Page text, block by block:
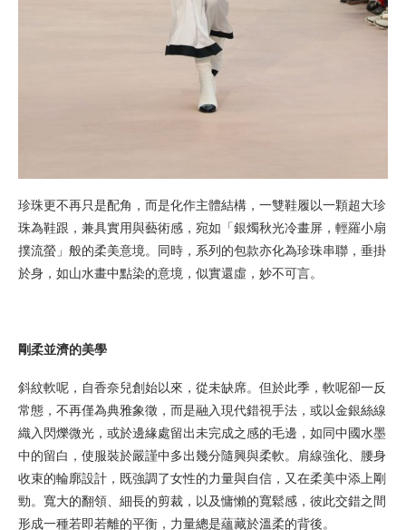
珍珠更不再只是配角，而是化作主體結構，一雙鞋履以一顆超大珍
珠為鞋跟，兼具實用與藝術感，宛如「銀燭秋光冷畫屏，輕羅小扇
撲流螢」般的柔美意境。同時，系列的包款亦化為珍珠串聯，垂掛
於身，如山水畫中點染的意境，似實還虛，妙不可言。
剛柔並濟的美學
斜紋軟呢，自香奈兒創始以來，從未缺席。但於此季，軟呢卻一反
常態，不再僅為典雅象徵，而是融入現代錯視手法，或以金銀絲線
織入閃爍微光，或於邊緣處留出未完成之感的毛邊，如同中國水墨
中的留白，使服裝於嚴謹中多出幾分隨興與柔軟。肩線強化、腰身
收束的輪廓設計，既強調了女性的力量與自信，又在柔美中添上剛
勁。寬大的翻領、細長的剪裁，以及慵懶的寬鬆感，彼此交錯之間
形成一種若即若離的平衡，力量總是蘊藏於溫柔的背後。